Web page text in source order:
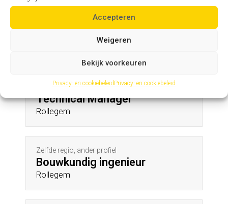
Accepteren
Weigeren
Bekijk voorkeuren
Privacy- en cookiebeleidPrivacy- en cookiebeleid
Andere profielen in deze regio
Zelfde regio, ander profiel
Technical Manager
Rollegem
Zelfde regio, ander profiel
Bouwkundig ingenieur
Rollegem